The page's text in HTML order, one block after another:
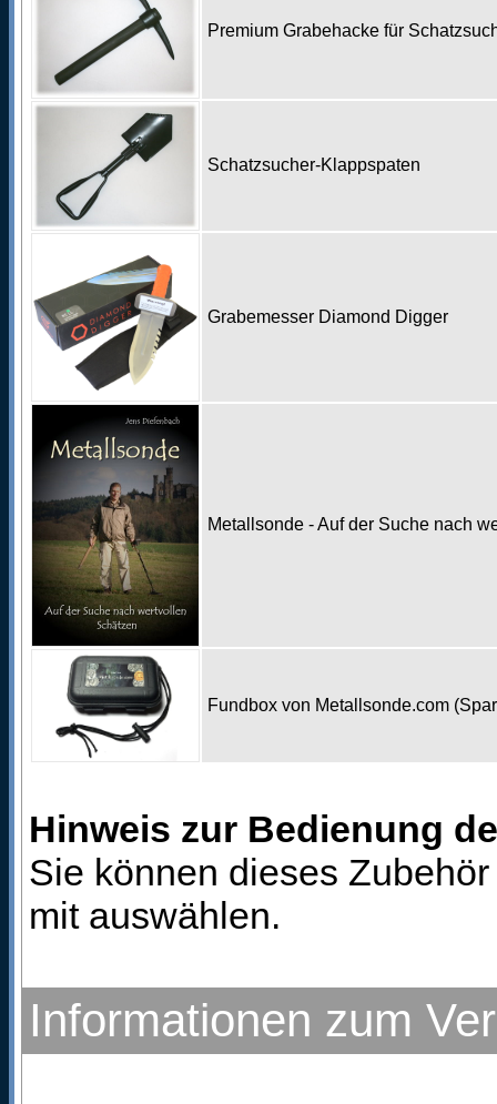
Premium Grabehacke für
Schatzsucher-Klappspaten
Grabemesser Diamond Digger
Metallsonde - Auf der Suche nach
Fundbox von Metallsonde.com
Hinweis zur Bedienung
Sie können dieses
mit auswählen.
Informationen zum